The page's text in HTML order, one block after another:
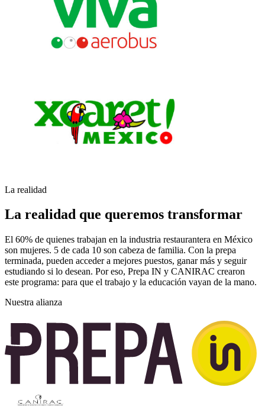
La realidad
La realidad que queremos transformar
El 60% de quienes trabajan en la industria restaurantera en México
son mujeres. 5 de cada 10 son cabeza de familia. Con la prepa
terminada, pueden acceder a mejores puestos, ganar más y seguir
estudiando si lo desean. Por eso, Prepa IN y CANIRAC crearon
este programa: para que el trabajo y la educación vayan de la mano.
Nuestra alianza